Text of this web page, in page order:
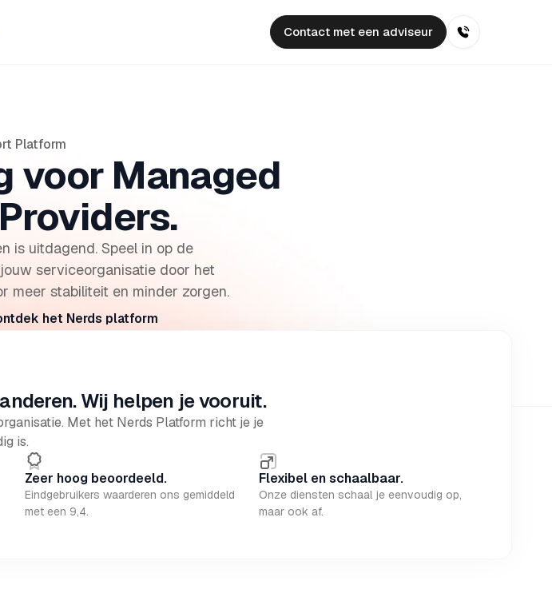
Contact met een adviseur
Platform
voor Managed
is uitdagend. Speel in op de
serviceorganisatie door het
meer stabiliteit en minder zorgen.
het Nerds platform
Wij helpen je vooruit.
Met het Nerds Platform richt je je
is.
Zeer hoog beoordeeld.
Eindgebruikers waarderen ons gemiddeld
met een 9,4.
Flexibel en schaalbaar.
Onze diensten schaal je eenvoudig op,
maar ook af.